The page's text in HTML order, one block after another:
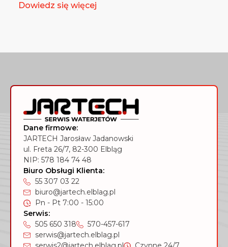
Dowiedz się więcej
Dane firmowe:
JARTECH Jarosław Jadanowski
ul. Freta 26/7, 82-300 Elbląg
NIP: 578 184 74 48
Biuro Obsługi Klienta:
55 307 03 22
biuro@jartech.elblag.pl
Pn - Pt 7:00 - 15:00
Serwis:
505 650 318
570-457-617
serwis@jartech.elblag.pl